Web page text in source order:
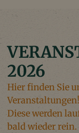
2026
Hier finden Sie
Veranstaltungen!
Diese werden
bald wieder rein.